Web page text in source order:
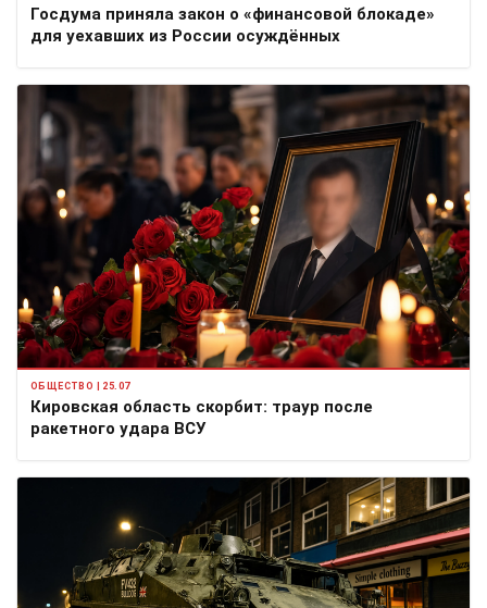
Госдума приняла закон о «финансовой блокаде»
для уехавших из России осуждённых
ОБЩЕСТВО | 25.07
Кировская область скорбит: траур после
ракетного удара ВСУ